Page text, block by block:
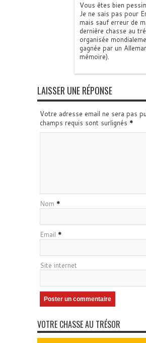
Vous êtes bien
Je ne sais pas pour
mais sauf erreur de
dernière chasse au
organisée
gagnée par un
mémoire).
LAISSER UNE RÉPONSE
Votre adresse email ne sera pas
champs requis sont surlignés *
Nom *
Email *
Site internet
VOTRE CHASSE AU TRÉSOR